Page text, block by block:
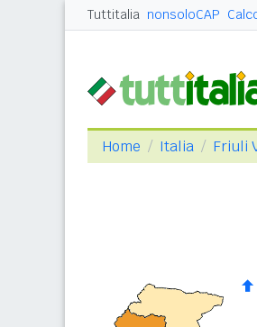
Tuttitalia nonsoloCAP
Home Italia Friuli